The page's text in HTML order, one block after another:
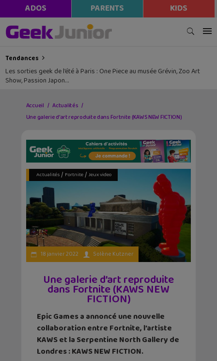
ADOS PARENTS KIDS
Tendances
Les sorties geek de l’été à Paris : One Piece au musée Grévin, Zoo Art
Show, Passion Japon…
Accueil
Actualités
Une galerie d’art reproduite dans Fortnite (KAWS NEW FICTION)
Actualités/ Fortnite/ Jeux video
18 janvier 2022 Solène Kutzner
Une galerie d’art reproduite
dans Fortnite (KAWS NEW
FICTION)
Epic Games a annoncé une nouvelle
collaboration entre Fortnite, l’artiste
KAWS et la Serpentine North Gallery de
Londres : KAWS NEW FICTION.